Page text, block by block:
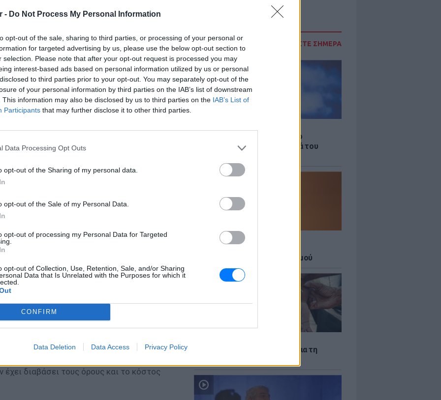
- Do Not Process My Personal Information
opt-out of the sale, sharing to third parties, or processing of your personal or
for targeted advertising by us, please use the below opt-out section to
selection. Please note that after your opt-out request is processed you may
interest-based ads based on personal information utilized by us or personal
to third parties prior to your opt-out. You may separately opt-out of the
of your personal information by third parties on the IAB’s list of downstream
This information may also be disclosed by us to third parties on the IAB’s List of
Participants that may further disclose it to other third parties.
Data Processing Opt Outs
opt-out of the Sharing of my personal data.
opt-out of the Sale of my Personal Data.
opt-out of processing my Personal Data for Targeted
opt-out of Collection, Use, Retention, Sale, and/or Sharing
Data that Is Unrelated with the Purposes for which it
CONFIRM
Data Deletion Data Access Privacy Policy
ΔΙΑΒΑΣΤΕ ΣΗΜΕΡΑ
O Γιώργος Παράσχος ξανά στο
νοσοκομείο για θεραπεία κατά του
ΕΙΔΗΣΕΙΣ
υψηλότερο επίπεδο συναγερμού
Προφυλακίστηκε ο Αφγανός για τη
μήνυμα κειμένου με τη λέξη
αριθμό που υποχρεωτικά αναφέρεται
ΔΙΑΦΗΜΙΣΗ
Εγκλήματος διενεργείται
για τη συγκεκριμένη διαδικτυακή απάτη
θα συγκεντρωθεί θα υποβληθεί στην
Εγκλήματος συμβουλεύει το κοινό να
τηλεφώνου του σε διαδικτυακούς
διαβάσει τους όρους και το κόστος